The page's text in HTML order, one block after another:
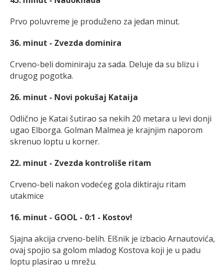
Prvo poluvreme je produženo za jedan minut.
36. minut - Zvezda dominira
Crveno-beli dominiraju za sada. Deluje da su blizu i
drugog pogotka.
26. minut - Novi pokušaj Kataija
Odlično je Katai šutirao sa nekih 20 metara u levi donji
ugao Elborga. Golman Malmea je krajnjim naporom
skrenuo loptu u korner.
22. minut - Zvezda kontroliše ritam
Crveno-beli nakon vodećeg gola diktiraju ritam
utakmice
16. minut - GOOL - 0:1 - Kostov!
Sjajna akcija crveno-belih. Elšnik je izbacio Arnautovića,
ovaj spojio sa golom mladog Kostova koji je u padu
loptu plasirao u mrežu.